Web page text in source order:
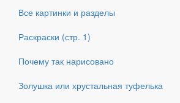
Все картинки и разделы
Раскраски (стр. 1)
Почему так нарисовано
Золушка или хрустальная туфелька